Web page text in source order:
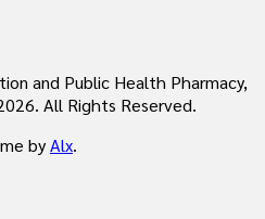
and Public Health Pharmacy,
All Rights Reserved.
byAlx.